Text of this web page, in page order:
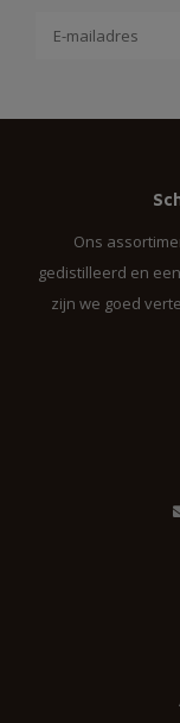
Ons
gedistilleerd en
zijn we goed